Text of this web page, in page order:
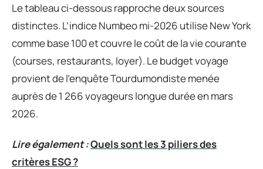
Le tableau ci-dessous rapproche deux sources
distinctes. L’indice Numbeo mi-2026 utilise New York
comme base 100 et couvre le coût de la vie courante
(courses, restaurants, loyer). Le budget voyage
provient de l’enquête Tourdumondiste menée
auprès de 1 266 voyageurs longue durée en mars
2026.
Lire également :Quels sont les 3 piliers des
critères ESG ?